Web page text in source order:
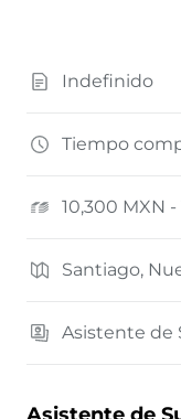
Indefinido
Tiempo
10,300 MXN
Santiago,
Asistente de